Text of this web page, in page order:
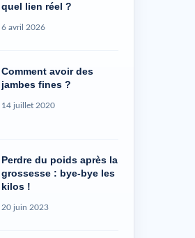
quel lien réel ?
6 avril 2026
Comment avoir des
jambes fines ?
14 juillet 2020
Perdre du poids après la
grossesse : bye-bye les
kilos !
20 juin 2023